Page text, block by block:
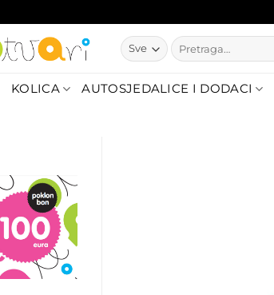
Pretraži:
KOLICA AUTOSJEDALICE I DODACI